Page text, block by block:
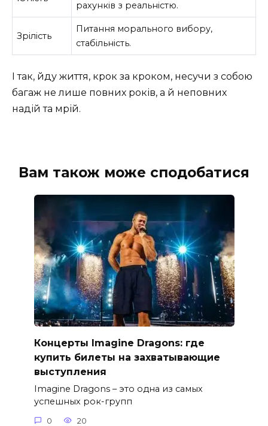
рахунків з реальністю.
Зрілість
Питання морального вибору,
стабільність.
І так, йду життя, крок за кроком, несучи з собою
багаж не лише повних років, а й неповних
надій та мрій.
Вам також може сподобатися
Концерты Imagine Dragons: где
купить билеты на захватывающие
выступления
Imagine Dragons – это одна из самых
успешных рок-групп
0 20